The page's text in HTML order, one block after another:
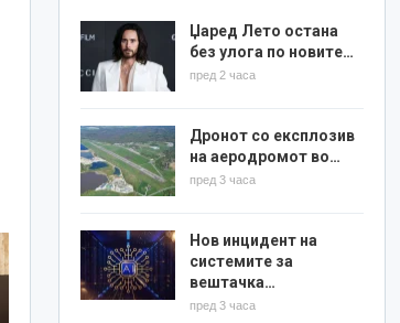
Џаред Лето остана
без улога по новите…
пред 2 часа
Дронот со експлозив
на аеродромот во…
пред 3 часа
Нов инцидент на
системите за
вештачка…
пред 3 часа